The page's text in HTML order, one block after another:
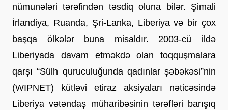
nümunələri tərəfindən təsdiq oluna bilər. Şimali
İrlandiya, Ruanda, Şri-Lanka, Liberiya və bir çox
başqa ölkələr buna misaldır. 2003-cü ildə
Liberiyada davam etməkdə olan toqquşmalara
qarşı “Sülh quruculuğunda qadınlar şəbəkəsi”nin
(WIPNET) kütləvi etiraz aksiyaları nəticəsində
Liberiya vətəndaş müharibəsinin tərəfləri barışıq